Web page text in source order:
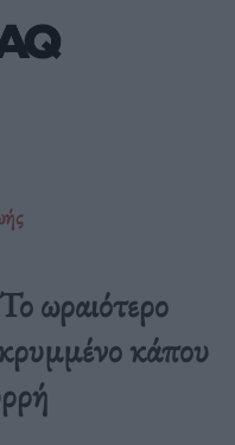
ωραιότερο
κάπου